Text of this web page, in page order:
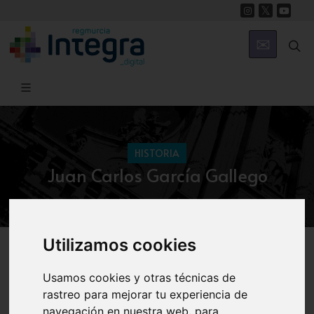
Utilizamos cookies
Usamos cookies y otras técnicas de
rastreo para mejorar tu experiencia de
HISTORIA
Juan Carlos García Gallego
Región de Murcia Digital Historia Deporte
Biografía Datos de interés